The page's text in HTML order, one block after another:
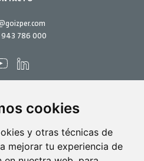
cookies
y otras técnicas de
mejorar tu experiencia de
943 786 000